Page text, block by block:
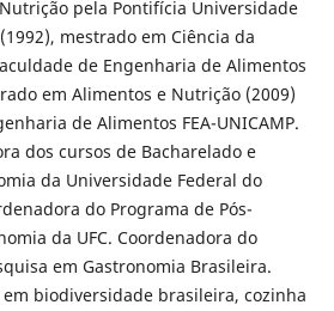
pela Pontifícia Universidade
mestrado em Ciência da
de Engenharia de Alimentos
em Alimentos e Nutrição (2009)
de Alimentos FEA-UNICAMP.
dos cursos de Bacharelado e
da Universidade Federal do
do Programa de Pós-
da UFC. Coordenadora do
em Gastronomia Brasileira.
em biodiversidade brasileira, cozinha